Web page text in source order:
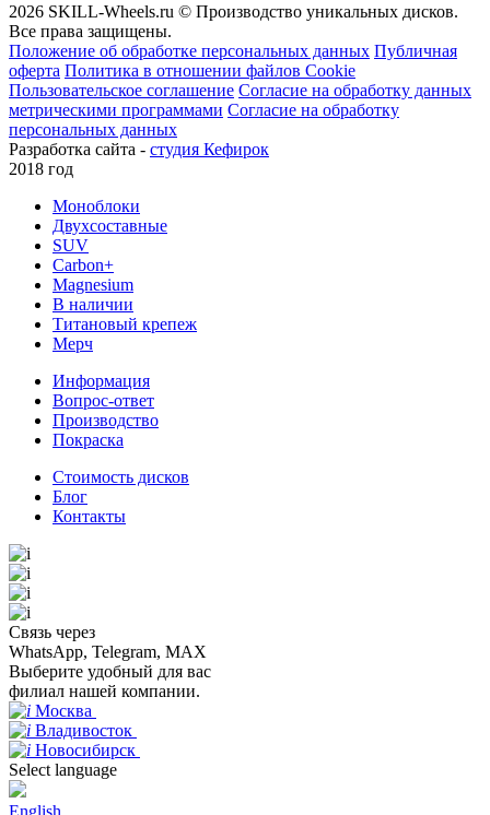
2026 SKILL-Wheels.ru © Производство уникальных дисков.
Все права защищены.
Положение об обработке персональных данных Публичная
оферта Политика в отношении файлов Cookie
Пользовательское соглашение Согласие на обработку данных
метрическими программами Согласие на обработку
персональных данных
Разработка сайта - студия Кефирок
2018 год
Моноблоки
Двухсоставные
SUV
Carbon+
Magnesium
В наличии
Титановый крепеж
Мерч
Информация
Вопрос-ответ
Производство
Покраска
Стоимость дисков
Блог
Контакты
Связь через
WhatsApp, Telegram, MAX
Выберите удобный для вас
филиал нашей компании.
Москва
Владивосток
Новосибирск
Select language
English